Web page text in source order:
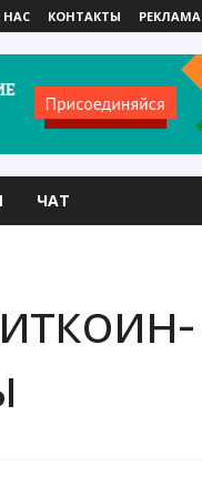
НАС КОНТАКТЫ РЕКЛАМА
ЧАТ